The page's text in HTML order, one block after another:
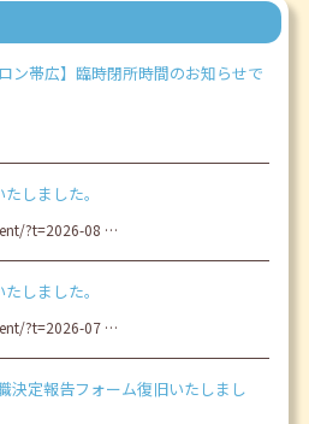
ン帯広】臨時閉所時間のお知らせで
しました。
?t=2026-08 …
しました。
?t=2026-07 …
決定報告フォーム復旧いたしまし